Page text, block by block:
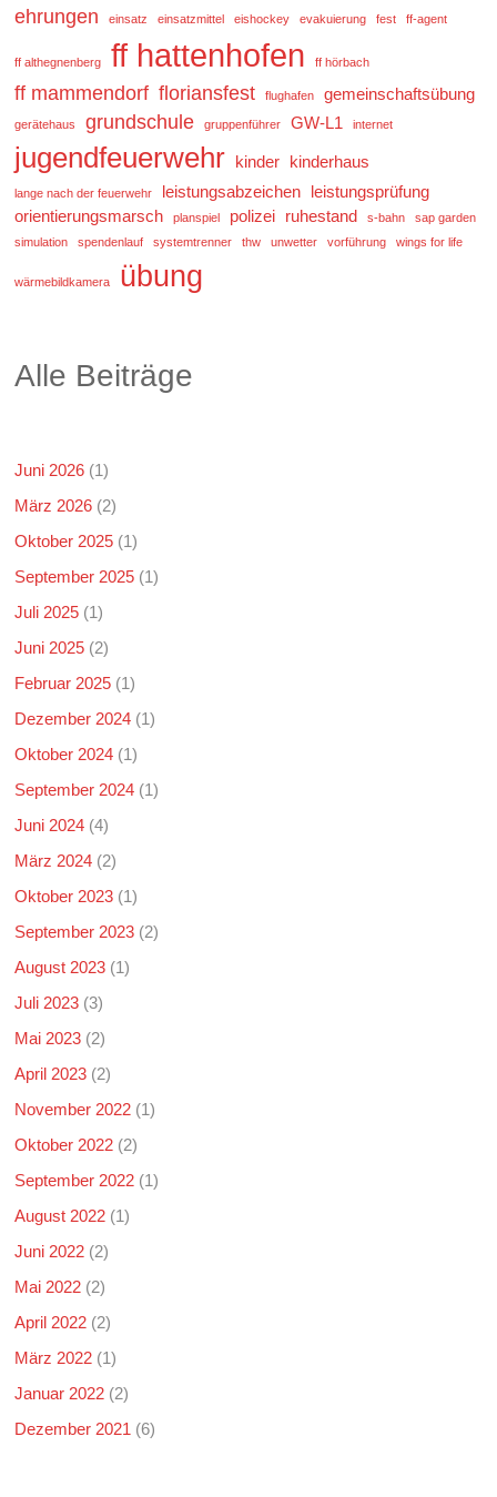
ehrungen einsatz einsatzmittel eishockey evakuierung fest ff-agent
ff althegnenberg ff hattenhofen ff hörbach
ff mammendorf floriansfest flughafen gemeinschaftsübung
gerätehaus grundschule gruppenführer GW-L1 internet
jugendfeuerwehr kinder kinderhaus
lange nach der feuerwehr leistungsabzeichen leistungsprüfung
orientierungsmarsch
planspiel polizei ruhestand s-bahn
sap garden
simulation
spendenlauf systemtrenner thw unwetter vorführung wings for life
wärmebildkamera übung
Alle Beiträge
Juni 2026 (1)
März 2026 (2)
Oktober 2025 (1)
September 2025 (1)
Juli 2025 (1)
Juni 2025 (2)
Februar 2025 (1)
Dezember 2024 (1)
Oktober 2024 (1)
September 2024 (1)
Juni 2024 (4)
März 2024 (2)
Oktober 2023 (1)
September 2023 (2)
August 2023 (1)
Juli 2023 (3)
Mai 2023 (2)
April 2023 (2)
November 2022 (1)
Oktober 2022 (2)
September 2022 (1)
August 2022 (1)
Juni 2022 (2)
Mai 2022 (2)
April 2022 (2)
März 2022 (1)
Januar 2022 (2)
Dezember 2021 (6)